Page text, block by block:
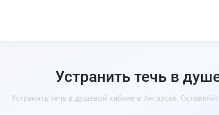
Устранить течь в
Устранить течь в душевой кабине в Ангарске.